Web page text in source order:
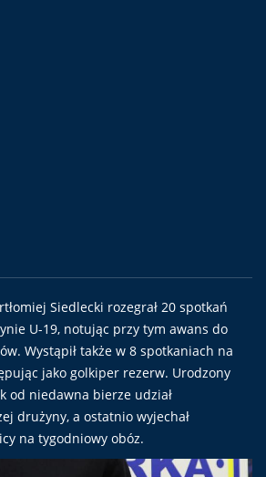
Siedlecki rozegrał 20 spotkań
U-19, notując przy tym awans do
Wystąpił także w 8 spotkaniach na
jako golkiper rezerw. Urodzony
od niedawna bierze udział
drużyny, a ostatnio wyjechał
na tygodniowy obóz.